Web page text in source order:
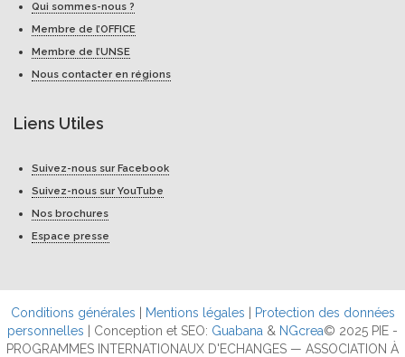
Qui sommes-nous ?
Membre de l’OFFICE
Membre de l’UNSE
Nous contacter en régions
Liens Utiles
Suivez-nous sur Facebook
Suivez-nous sur YouTube
Nos brochures
Espace presse
Conditions générales Mentions légales
Protection des données
personnelles | Conception et SEO: Guabana & NGcrea© 2025 PIE -
PROGRAMMES INTERNATIONAUX D'ECHANGES — ASSOCIATION À